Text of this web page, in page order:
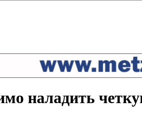
наладить